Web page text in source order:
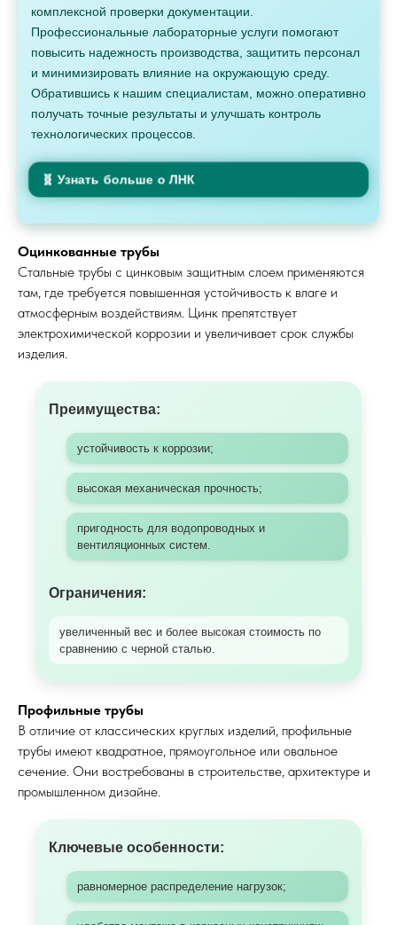
комплексной проверки документации.
Профессиональные лабораторные услуги помогают
повысить надежность производства, защитить персонал
и минимизировать влияние на окружающую среду.
Обратившись к нашим специалистам, можно оперативно
получать точные результаты и улучшать контроль
технологических процессов.
🧬 Узнать больше о ЛНК
Оцинкованные трубы
Стальные трубы с цинковым защитным слоем применяются
там, где требуется повышенная устойчивость к влаге и
атмосферным воздействиям. Цинк препятствует
электрохимической коррозии и увеличивает срок службы
изделия.
Преимущества:
устойчивость к коррозии;
высокая механическая прочность;
пригодность для водопроводных и
вентиляционных систем.
Ограничения:
увеличенный вес и более высокая стоимость по
сравнению с черной сталью.
Профильные трубы
В отличие от классических круглых изделий, профильные
трубы имеют квадратное, прямоугольное или овальное
сечение. Они востребованы в строительстве, архитектуре и
промышленном дизайне.
Ключевые особенности:
равномерное распределение нагрузок;